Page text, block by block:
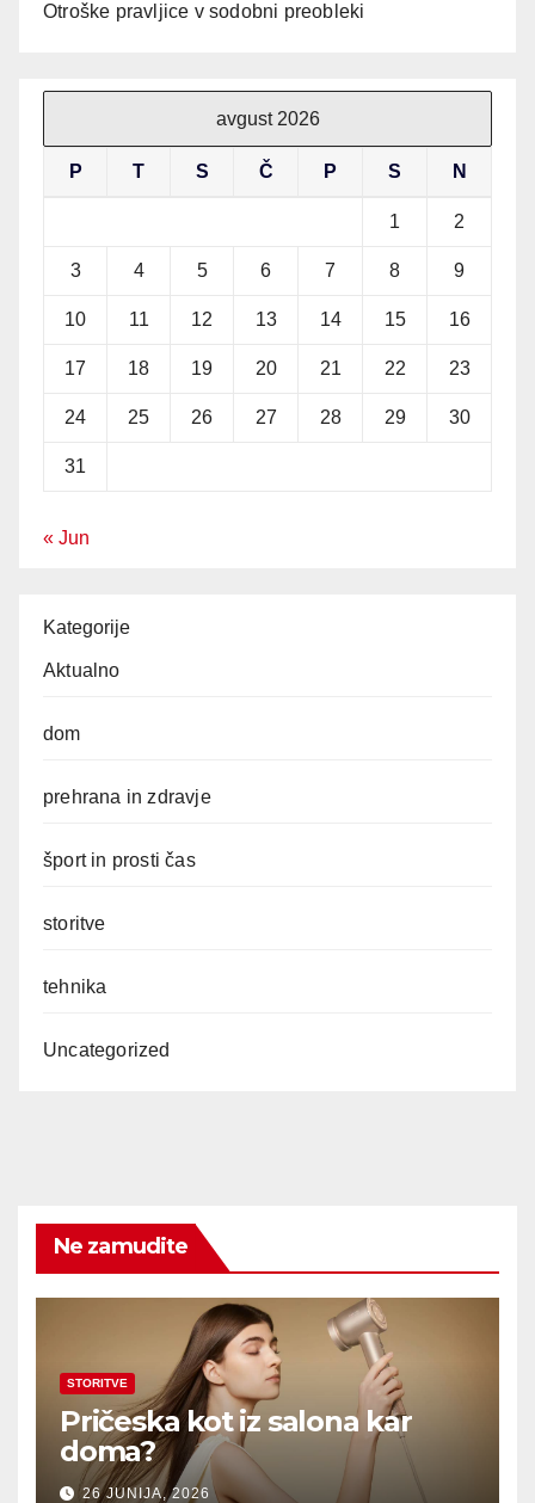
Otroške pravljice v sodobni preobleki
avgust 2026
P T S Č P S N
1 2
3 4 5 6 7 8 9
10 11 12 13 14 15 16
17 18 19 20 21 22 23
24 25 26 27 28 29 30
31
« Jun
Kategorije
Aktualno
dom
prehrana in zdravje
šport in prosti čas
storitve
tehnika
Uncategorized
Ne zamudite
STORITVE
Pričeska kot iz salona kar
doma?
26 JUNIJA, 2026